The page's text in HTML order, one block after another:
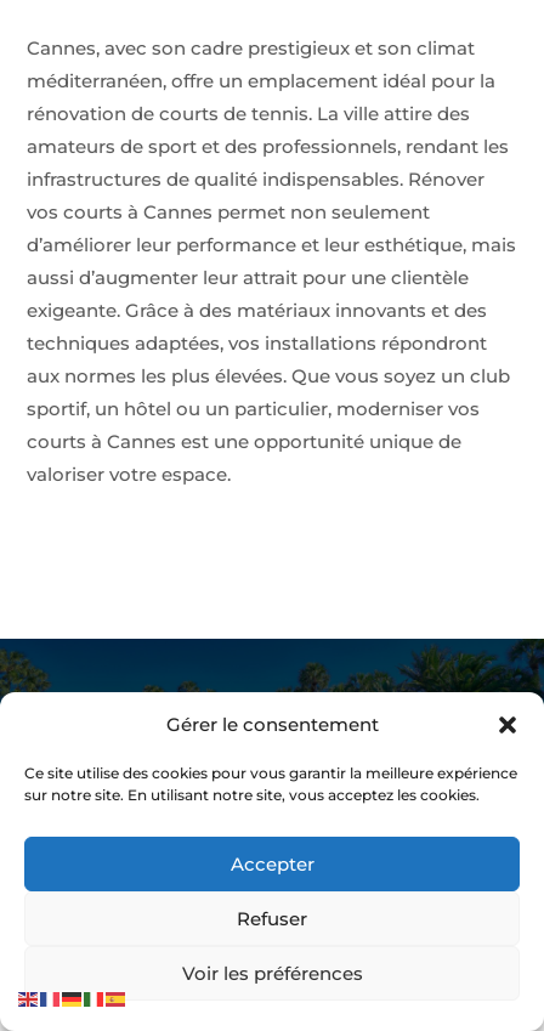
Gérer le consentement
Ce site utilise des cookies pour vous garantir la meilleure expérience
sur notre site. En utilisant notre site, vous acceptez les cookies.
Accepter
Refuser
Voir les préférences
Cannes, avec son cadre prestigieux et son climat
méditerranéen, offre un emplacement idéal pour la
rénovation de courts de tennis. La ville attire des
amateurs de sport et des professionnels, rendant les
infrastructures de qualité indispensables. Rénover
vos courts à Cannes permet non seulement
d’améliorer leur performance et leur esthétique, mais
aussi d’augmenter leur attrait pour une clientèle
exigeante. Grâce à des matériaux innovants et des
techniques adaptées, vos installations répondront
aux normes les plus élevées. Que vous soyez un club
sportif, un hôtel ou un particulier, moderniser vos
courts à Cannes est une opportunité unique de
valoriser votre espace.
POUR VOUS FAIRE UNE IDÉE